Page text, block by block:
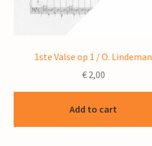
1ste Valse op 1 / O. Lindeman
€2,00
Add to cart